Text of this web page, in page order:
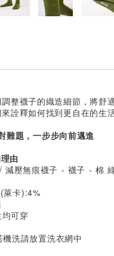
整襪子的織造細節，將舒
詮釋如何找到更自在的生活
題，一步步向前邁進
由
(萊卡):4%
可穿
機洗請放置洗衣網中